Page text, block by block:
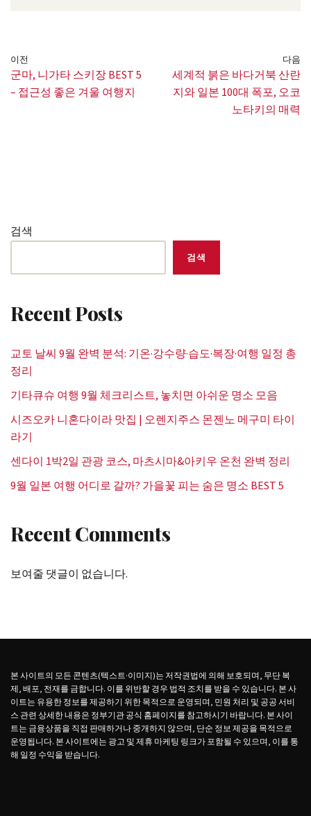
이전
군마, 니가타 스키장 BEST 5
– 접근성 좋은 겨울 여행지
다음
세계적 붉은 바다거북 산란
지와 일본 100대 폭포, 오코
노타키의 매력
검색
검색
Recent Posts
교토 날씨 9월 완벽 분석: 기온·강수량·습도·복장·여행 일정 총
정리
기타큐슈 여행 9월 체크리스트, 놓치면 아쉬운 명소 모음
시즈오카 니혼다이라 맛집 | 오렌지주스 몬젠노 메구미 타이
라기
센다이 1박2일 관광 코스, 마츠시마&아키우 온천 완벽 정리
9월 일본 여행 어디로 갈까? 가을꽃 피는 숨은 명소 BEST 5
Recent Comments
보여줄 댓글이 없습니다.
본 사이트의 모든 콘텐츠(텍스트·이미지)는 저작권법에 의해 보호되며, 무단 복
제, 배포, 전재를 금합니다. 이를 위반할 경우 법적 조치를 받을 수 있습니다. 본 사
이트는 유용한 정보를 제공하기 위한 목적으로 운영되며, 민원 처리 및 공공 서비
스 관련 상세한 내용은 정부기관 공식 홈페이지를 참고하시기 바랍니다. 본 사이
트는 금융상품을 직접 판매하거나 중개하지 않으며, 단순 정보 제공을 목적으로
운영됩니다. 본 사이트에는 광고 및 제휴 마케팅 링크가 포함될 수 있으며, 이를 통
해 일정 수익을 받습니다.